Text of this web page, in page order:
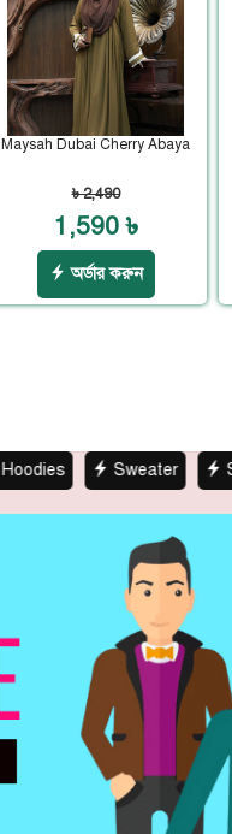
Maysah Dubai Cherry Abaya
৳ 2,490
1,590 ৳
অর্ডার করুন
Sweater